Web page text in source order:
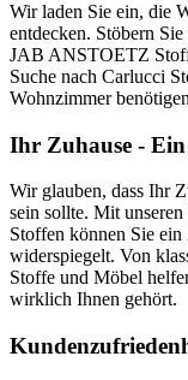
Wir laden Sie ein, die
entdecken. Stöbern
JAB ANSTOETZ
Suche nach Carlucci
Wohnzimmer
Ihr Zuhause -
Wir glauben, dass Ihr
sein sollte. Mit
Stoffen können Sie
widerspiegelt. Von
Stoffe und Möbel
wirklich Ihnen gehört.